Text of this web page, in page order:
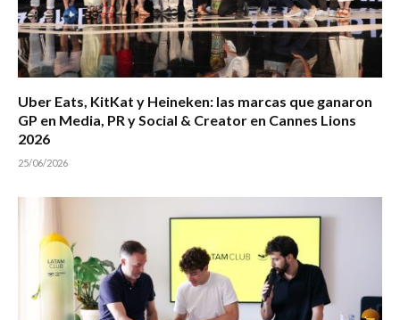
Uber Eats, KitKat y Heineken: las marcas que ganaron
GP en Media, PR y Social & Creator en Cannes Lions
2026
25/06/2026